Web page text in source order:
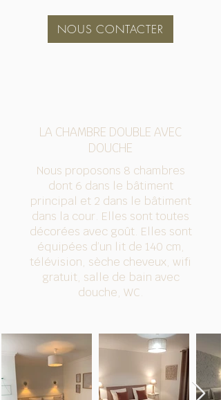
NOUS CONTACTER
LA CHAMBRE DOUBLE AVEC
DOUCHE
Nous proposons 8 chambres
dont 6 dans le bâtiment
principal et 2 dans le bâtiment
dans la cour. Elles sont toutes
décorées avec goût. Elles sont
équipées d’un lit de 140 cm,
télévision, sèche cheveux, wifi
gratuit, salle de bain avec
douche, WC.